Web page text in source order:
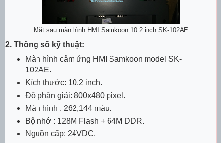
Mặt sau màn hình HMI Samkoon 10.2 inch SK-102AE
2. Thông số kỹ thuật:
Màn hình cảm ứng HMI Samkoon model SK-
102AE.
Kích thước: 10.2 inch.
Độ phân giải: 800x480 pixel.
Màn hình : 262,144 màu.
Bộ nhớ : 128M Flash + 64M DDR.
Nguồn cấp: 24VDC.